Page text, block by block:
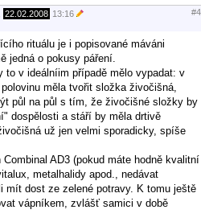
22.02.2008 13:16 #4
rituálu je i popisované máváni
jedná o pokusy páření.
to v ideálníim případě mělo vypadat: v
měla tvořit složka živočišná,
půl na půl s tím, že živočišné složky by
dospělosti a stáří by měla drtivě
už jen velmi sporadicky, spíše
AD3 (pokud máte hodně kvalitní
metalhalidy apod., nedávat
mít dost ze zelené potravy. K tomu ještě
vápníkem, zvlášť samici v době